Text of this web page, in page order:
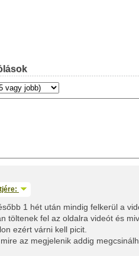
1 hét után mindig felkerül a
töltenek fel az oldalra videót és
ezért várni kell picit.
az megjelenik addig